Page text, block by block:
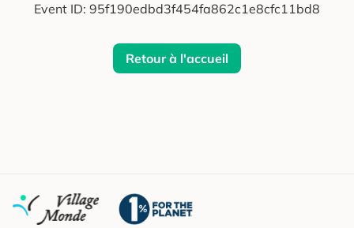
Event ID: 95f190edbd3f454fa862c1e8cfc11bd8
Retour à l'accueil